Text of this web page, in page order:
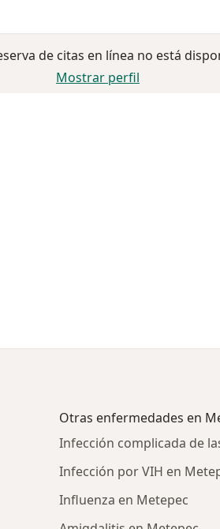
de citas en línea no está
Mostrar perfil
Otras enfermedades en
Infección complicada de
Infección por VIH en
Influenza en Metepec